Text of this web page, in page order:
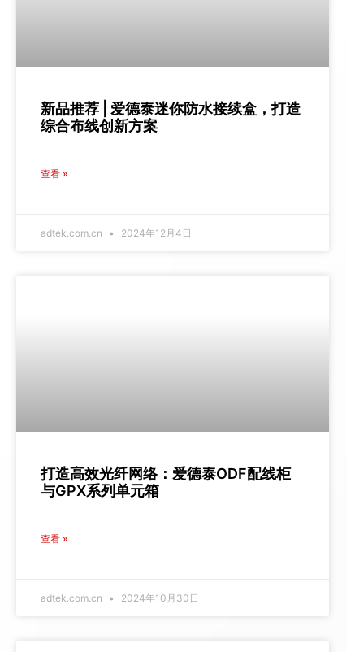
新品推荐 | 爱德泰迷你防水接续盒，打造
综合布线创新方案
查看 »
adtek.com.cn 2024年12月4日
打造高效光纤网络：爱德泰ODF配线柜
与GPX系列单元箱
查看 »
adtek.com.cn 2024年10月30日